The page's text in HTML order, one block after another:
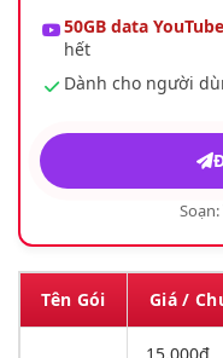
50GB data YouTube
hết
Dành cho người
Soạn:
Tên Gói Giá /